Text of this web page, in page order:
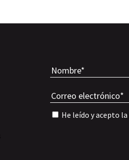
He leído y acepto la